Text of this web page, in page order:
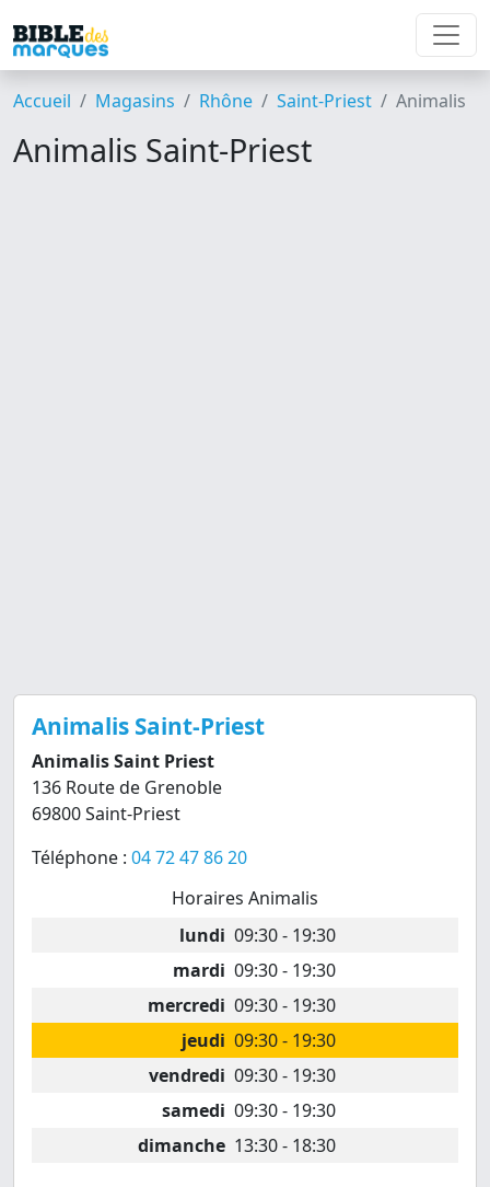
Accueil Magasins Rhône Saint-Priest Animalis
Animalis Saint-Priest
Animalis Saint-Priest
Animalis Saint Priest
136 Route de Grenoble
69800 Saint-Priest
Téléphone : 04 72 47 86 20
Horaires Animalis
lundi 09:30 - 19:30
mardi 09:30 - 19:30
mercredi 09:30 - 19:30
jeudi 09:30 - 19:30
vendredi 09:30 - 19:30
samedi 09:30 - 19:30
dimanche 13:30 - 18:30